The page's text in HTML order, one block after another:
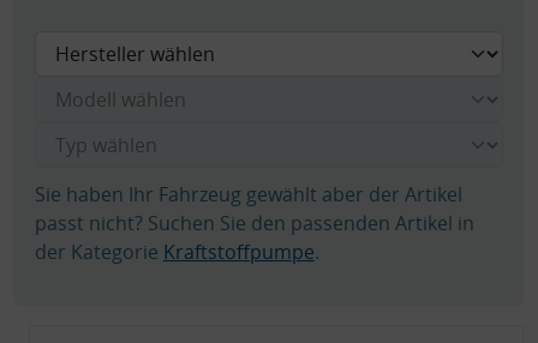
Sie haben Ihr Fahrzeug gewählt aber der Artikel
passt nicht? Suchen Sie den passenden Artikel in
der Kategorie Kraftstoffpumpe.